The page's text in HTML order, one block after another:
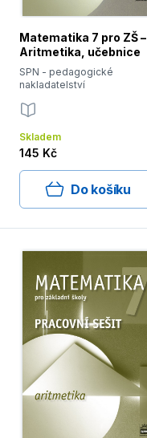
Matematika 7 pro ZŠ –
Aritmetika, učebnice
SPN - pedagogické
nakladatelství
Skladem
145 Kč
Do košíku